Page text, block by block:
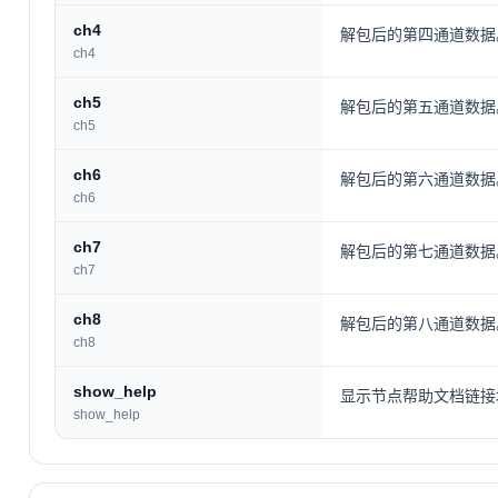
ch4
ch4
解包后的第四通道数据
ch5
ch5
解包后的第五通道数据
ch6
ch6
解包后的第六通道数据
ch7
ch7
解包后的第七通道数据
ch8
ch8
解包后的第八通道数据
show_help
show_help
显示节点帮助文档链接